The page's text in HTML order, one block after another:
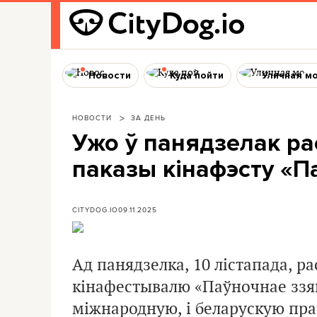
Новости Куда пойти Уличная
НОВОСТИ ЗА ДЕНЬ
Ужо ў панядзелак
паказы кінафэсту
CITYDOG.IO09.11.2025
Ад панядзелка, 10 лістапада,
кінафестывалю «Паўночнае
міжнародную, і беларускую